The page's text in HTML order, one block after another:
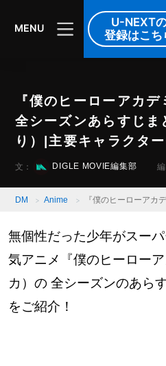
DIGLE MOVIE
MENU
U-NEXT
登録はこち
『僕のヒーローアカデ
全シーズンあらすじま
り）|主要キャラクタ
文： DIGLE MOVIE編集部 編
DM Anime 『僕のヒーローアカ
無個性だった少年がスー
気アニメ『僕のヒーロー
カ）の 全シーズンのあら
をご紹介！